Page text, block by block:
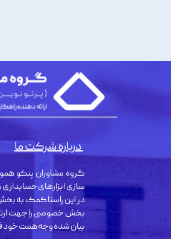
گروه مشاوران پنکو
سازی ابزارهای
در این راستا کمک به
بخش خصوصی را جهت
بیان شده وجه همت خود
درباره شرکت ما